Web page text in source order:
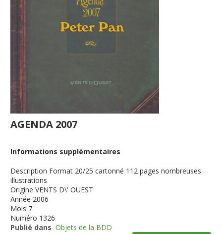
AGENDA 2007
Informations supplémentaires
Description Format 20/25 cartonné 112 pages nombreuses
illustrations
Origine VENTS D\' OUEST
Année 2006
Mois 7
Numéro 1326
Publié dans Objets de la BDD